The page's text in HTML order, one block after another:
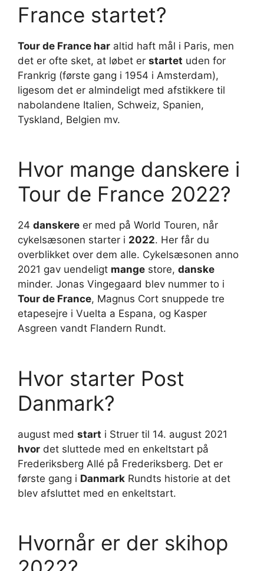
France startet?
Tour de France har altid haft mål i Paris, men
det er ofte sket, at løbet er startet uden for
Frankrig (første gang i 1954 i Amsterdam),
ligesom det er almindeligt med afstikkere til
nabolandene Italien, Schweiz, Spanien,
Tyskland, Belgien mv.
Hvor mange danskere i
Tour de France 2022?
24 danskere er med på World Touren, når
cykelsæsonen starter i 2022. Her får du
overblikket over dem alle. Cykelsæsonen anno
2021 gav uendeligt mange store, danske
minder. Jonas Vingegaard blev nummer to i
Tour de France, Magnus Cort snuppede tre
etapesejre i Vuelta a Espana, og Kasper
Asgreen vandt Flandern Rundt.
Hvor starter Post
Danmark?
august med start i Struer til 14. august 2021
hvor det sluttede med en enkeltstart på
Frederiksberg Allé på Frederiksberg. Det er
første gang i Danmark Rundts historie at det
blev afsluttet med en enkeltstart.
Hvornår er der skihop